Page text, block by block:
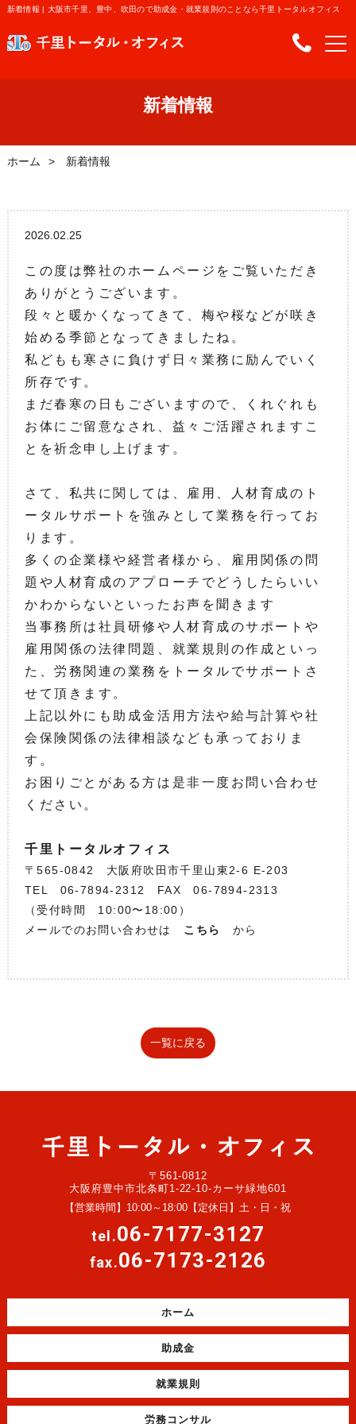
新着情報 | 大阪市千里、豊中、吹田ので助成金・就業規則のことなら千里トータルオフィス
新着情報
ホーム 新着情報
2026.02.25
この度は弊社のホームページをご覧いただき
ありがとうございます。
段々と暖かくなってきて、梅や桜などが咲き
始める季節となってきましたね。
私どもも寒さに負けず日々業務に励んでいく
所存です。
まだ春寒の日もございますので、くれぐれも
お体にご留意なされ、益々ご活躍されますこ
とを祈念申し上げます。
さて、私共に関しては、雇用、人材育成のト
ータルサポートを強みとして業務を行ってお
ります。
多くの企業様や経営者様から、雇用関係の問
題や人材育成のアプローチでどうしたらいい
かわからないといったお声を聞きます
当事務所は社員研修や人材育成のサポートや
雇用関係の法律問題、就業規則の作成といっ
た、労務関連の業務をトータルでサポートさ
せて頂きます。
上記以外にも助成金活用方法や給与計算や社
会保険関係の法律相談なども承っておりま
す。
お困りごとがある方は是非一度お問い合わせ
ください。
千里トータルオフィス
〒565-0842 大阪府吹田市千里山東2-6 E-203
TEL 06-7894-2312 FAX 06-7894-2313
（受付時間 10:00〜18:00）
メールでのお問い合わせは こちら から
一覧に戻る
〒561-0812
大阪府豊中市北条町1-22-10-カーサ緑地601
【営業時間】10:00～18:00【定休日】土・日・祝
tel.06-7177-3127
fax.06-7173-2126
ホーム
助成金
就業規則
労務コンサル